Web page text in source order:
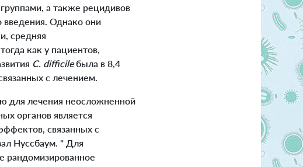
а также рецидивов
введения. Однако они
средняя
как у пациентов,
C. difficileбыла в 8,4
с лечением.
для лечения неосложненной
органов является
связанных с
Нуссбаум. " Для
рандомизированное